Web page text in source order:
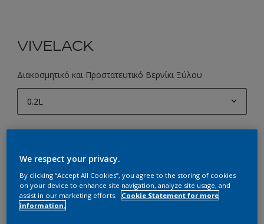
VIVELACK
Διακοσμητικό και Προστατευτικό Βερνίκι Ξύλου
0.2L
2.35L
2.5L
Προσθήκη στο Workspace
We respect your privacy.
By clicking “Accept All Cookies”, you agree to the storing of cookies
on your device to enhance site navigation, analyze site usage, and
assist in our marketing efforts.
Cookie Statement for more
information.